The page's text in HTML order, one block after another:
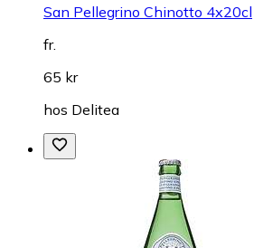
San Pellegrino Chinotto 4x20cl
fr.
65 kr
hos Delitea